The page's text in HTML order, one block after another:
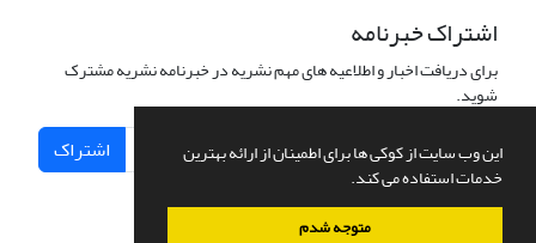
این وب سایت از کوکی ها برای اطمینان از ارائه بهترین
خدمات استفاده می کند.
متوجه شدم
اشتراک خبرنامه
برای دریافت اخبار و اطلاعیه های مهم نشریه در خبرنامه نشریه مشترک
شوید.
اشتراک